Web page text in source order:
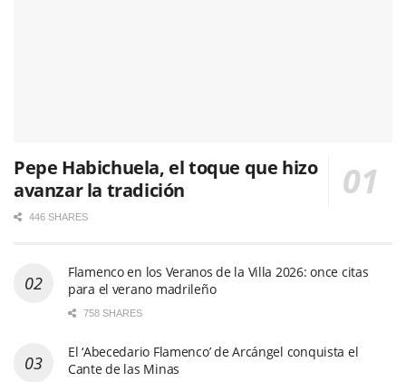
Pepe Habichuela, el toque que hizo
avanzar la tradición
446 SHARES
Flamenco en los Veranos de la Villa 2026: once citas
para el verano madrileño
758 SHARES
El ‘Abecedario Flamenco’ de Arcángel conquista el
Cante de las Minas